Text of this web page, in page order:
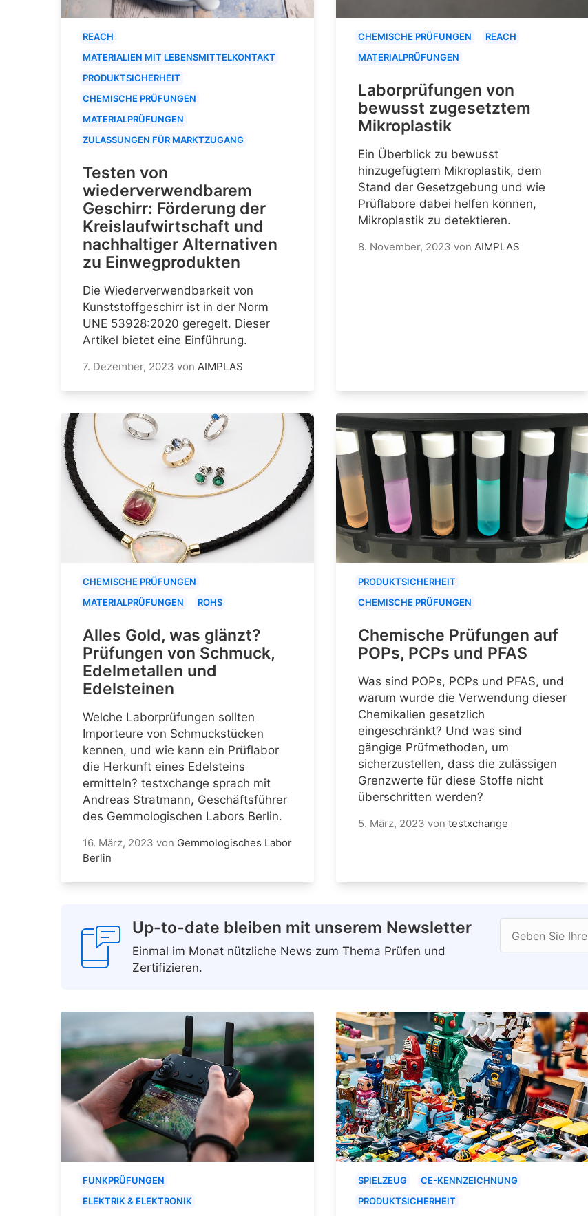
REACH
MATERIALIEN MIT LEBENSMITTELKONTAKT
PRODUKTSICHERHEIT
CHEMISCHE PRÜFUNGEN
MATERIALPRÜFUNGEN
ZULASSUNGEN FÜR MARKTZUGANG
Testen von
wiederverwendbarem
Geschirr: Förderung der
Kreislaufwirtschaft und
nachhaltiger Alternativen
zu Einwegprodukten
Die Wiederverwendbarkeit von
Kunststoffgeschirr ist in der Norm
UNE 53928:2020 geregelt. Dieser
Artikel bietet eine Einführung.
7. Dezember, 2023 von AIMPLAS
CHEMISCHE PRÜFUNGEN
REACH
MATERIALPRÜFUNGEN
Laborprüfungen von
bewusst zugesetztem
Mikroplastik
Ein Überblick zu bewusst
hinzugefügtem Mikroplastik, dem
Stand der Gesetzgebung und wie
Prüflabore dabei helfen können,
Mikroplastik zu detektieren.
8. November, 2023 von AIMPLAS
CHEMISCHE PRÜFUNGEN
MATERIALPRÜFUNGEN
ROHS
Alles Gold, was glänzt?
Prüfungen von Schmuck,
Edelmetallen und
Edelsteinen
Welche Laborprüfungen sollten
Importeure von Schmuckstücken
kennen, und wie kann ein Prüflabor
die Herkunft eines Edelsteins
ermitteln? testxchange sprach mit
Andreas Stratmann, Geschäftsführer
des Gemmologischen Labors Berlin.
16. März, 2023 von Gemmologisches Labor
Berlin
PRODUKTSICHERHEIT
CHEMISCHE PRÜFUNGEN
Chemische Prüfungen auf
POPs, PCPs und PFAS
Was sind POPs, PCPs und PFAS, und
warum wurde die Verwendung dieser
Chemikalien gesetzlich
eingeschränkt? Und was sind
gängige Prüfmethoden, um
sicherzustellen, dass die zulässigen
Grenzwerte für diese Stoffe nicht
überschritten werden?
5. März, 2023 von testxchange
Up-to-date bleiben mit unserem Newsletter
Einmal im Monat nützliche News zum Thema Prüfen und
Zertifizieren.
Geben Sie
FUNKPRÜFUNGEN
ELEKTRIK & ELEKTRONIK
SPIELZEUG
CE-KENNZEICHNUNG
PRODUKTSICHERHEIT